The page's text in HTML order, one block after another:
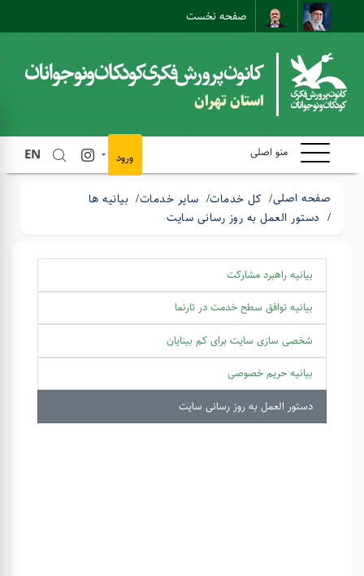
صفحه نخست
نقشه سایت
ارتباط مستقیم
استان تهران
منو اصلی EN ورود
صفحه اصلی کل خدمات سایر خدمات
بیانیه ها
دستور العمل به روز رسانی سایت
بیانیه راهبرد مشارکت
بیانیه توافق سطح خدمت در تارنما
شخصی سازی سایت برای کم بینایان
بیانیه حریم خصوصی
دستور العمل به روز رسانی سایت